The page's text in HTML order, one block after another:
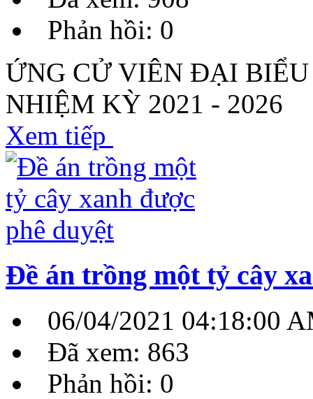
Phản hồi: 0
ỨNG CỬ VIÊN ĐẠI
NHIỆM KỲ 2021 - 2026
Xem tiếp
Đề án trồng một tỷ cây
06/04/2021 04:18:00
Đã xem: 863
Phản hồi: 0